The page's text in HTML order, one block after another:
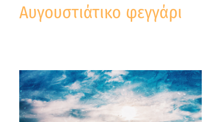
Αυγουστιάτικο φεγγάρι